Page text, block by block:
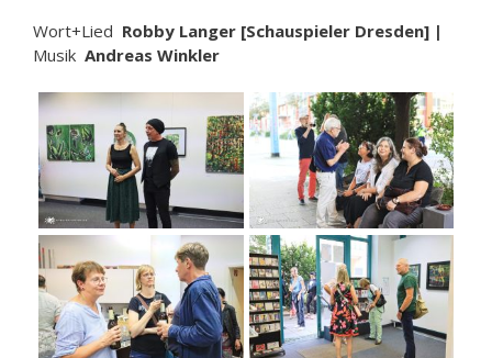
Wort+Lied Robby Langer [Schauspieler Dresden] |
Musik Andreas Winkler